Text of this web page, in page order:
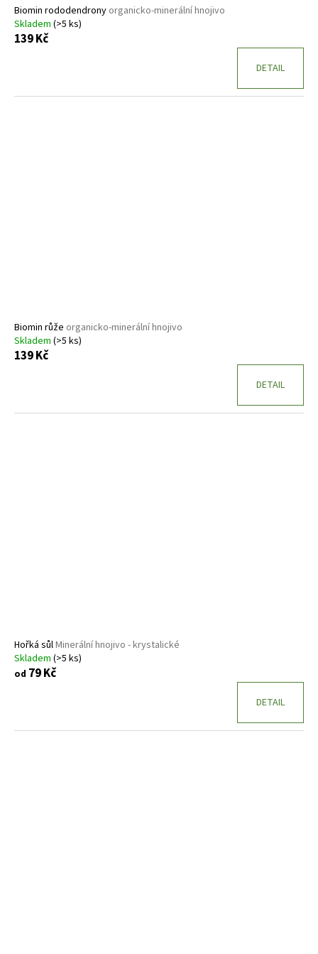
Biomin rododendrony organicko-minerální hnojivo
Skladem (>5 ks)
139 Kč
DETAIL
Biomin růže organicko-minerální hnojivo
Skladem (>5 ks)
139 Kč
DETAIL
Hořká sůlMinerální hnojivo - krystalické
Skladem (>5 ks)
od 79 Kč
DETAIL